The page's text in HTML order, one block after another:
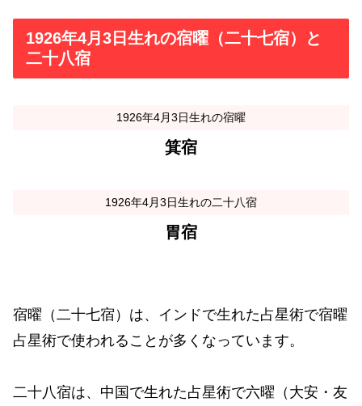
1926年4月3日生れの宿曜（二十七宿）と
二十八宿
1926年4月3日生れの宿曜
箕宿
1926年4月3日生れの二十八宿
胃宿
宿曜（二十七宿）は、インドで生れた占星術で宿曜
占星術で使われることが多くなっています。
二十八宿は、中国で生れた占星術で六曜（大安・友